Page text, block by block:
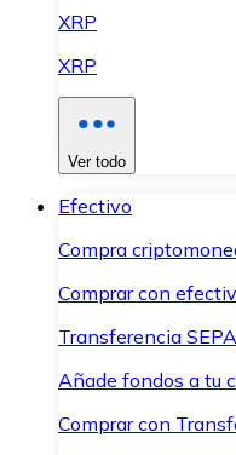
XRP
XRP
Ver todo
Efectivo
Compra
Comprar con
Transferencia SEPA
Añade fondos a tu
Comprar con